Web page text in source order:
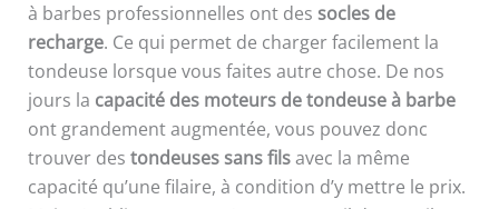
à barbes professionnelles ont des socles de
recharge. Ce qui permet de charger facilement la
tondeuse lorsque vous faites autre chose. De nos
jours la capacité des moteurs de tondeuse à barbe
ont grandement augmentée, vous pouvez donc
trouver des tondeuses sans filsavec la même
capacité qu’une filaire, à condition d’y mettre le prix.